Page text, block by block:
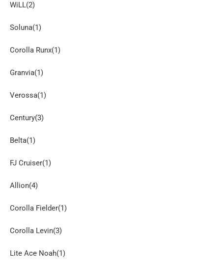
WiLL(2)
Soluna(1)
Corolla Runx(1)
Granvia(1)
Verossa(1)
Century(3)
Belta(1)
FJ Cruiser(1)
Allion(4)
Corolla Fielder(1)
Corolla Levin(3)
Lite Ace Noah(1)